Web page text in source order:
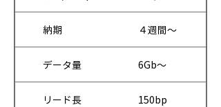
納期 ４週間～
データ量 6Gb～
リード長 150bp